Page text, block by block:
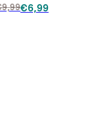
€9,99.
9,99€6,99prijs